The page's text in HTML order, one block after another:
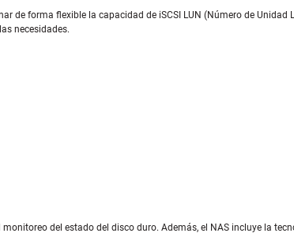
de forma flexible la capacidad de iSCSI LUN (Número de
necesidades.
del estado del disco duro. Además, el NAS incluye la